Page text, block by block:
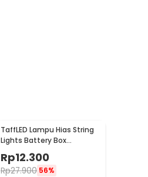
TaffLED Lampu Hias String
Lights Battery Box
Waterproof 50 LED 5M - G5
Rp12.300
Rp27.900 56%